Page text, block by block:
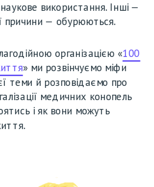
використання. Інші —
причини — обурюються.
організацією «100
» ми розвінчуємо міфи
теми й розповідаємо про
медичних конопель
і як вони можуть